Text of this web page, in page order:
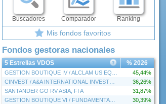
Buscadores Comparador Ranking
Mis fondos favoritos
Fondos gestoras nacionales
5 Estrellas VDOS % 2026
45,44%
36,26%
SANTANDER GO RV ASIA, FI A
31,87%
30,39%